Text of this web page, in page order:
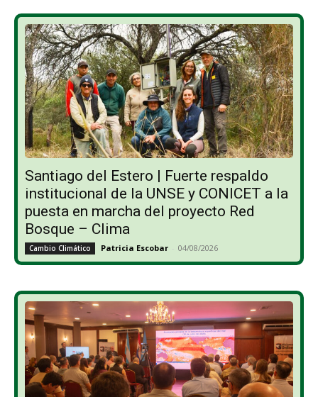
Santiago del Estero | Fuerte respaldo
institucional de la UNSE y CONICET a la
puesta en marcha del proyecto Red
Bosque – Clima
Cambio Climático Patricia Escobar - 04/08/2026